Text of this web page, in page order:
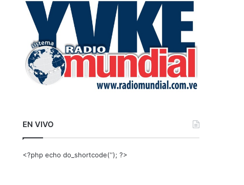
r
EN VIVO
<?php echo do_shortcode(‘‘); ?>